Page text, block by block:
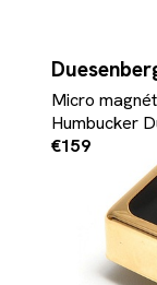
Micro
Humbucker
€159